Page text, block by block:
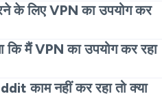
के लिए VPN का उपयोग कर
तक सुरक्षित रूप से पहुंचने के
हुए कि आपकी गतिविधि निजी
कि मैं VPN का उपयोग कर रहा
का उपयोग कर रहे हैं, लेकिन
आदतें नहीं पता चलेंगी।
काम नहीं कर रहा तो क्या